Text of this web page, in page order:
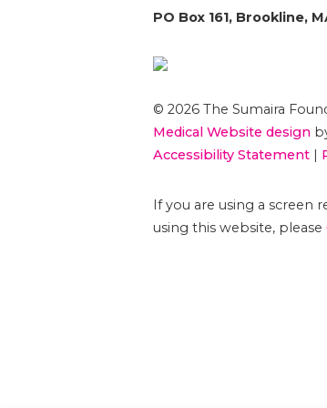
PO Box 161, Brookline,
© 2026 The Sumaira
Medical Website design
Accessibility Statement |
If you are using a screen
using this website, please